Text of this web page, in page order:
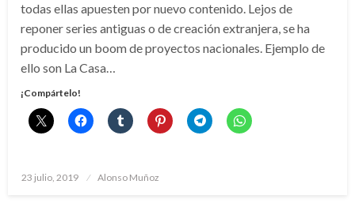
todas ellas apuesten por nuevo contenido. Lejos de
reponer series antiguas o de creación extranjera, se ha
producido un boom de proyectos nacionales. Ejemplo de
ello son La Casa…
¡Compártelo!
Publicado
23 julio, 2019 Alonso Muñoz